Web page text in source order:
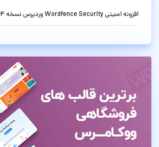
افزونه امنیتی Wordfence Security وردپرس نسخه 8.1.4